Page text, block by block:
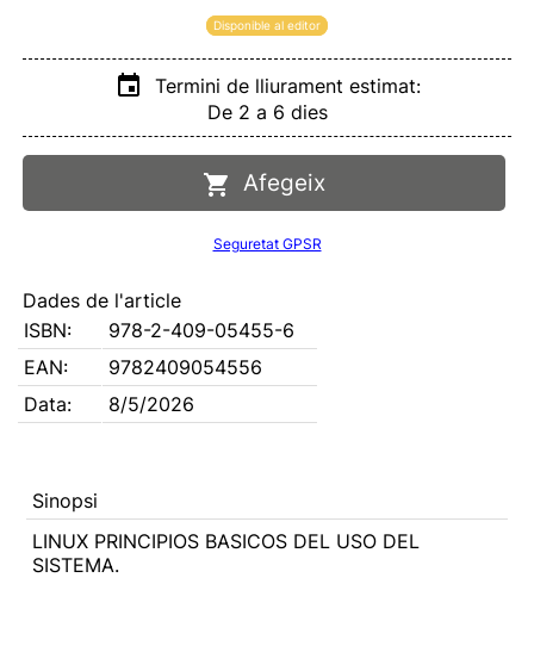
Disponible al editor
Termini de lliurament estimat:
De 2 a 6 dies
Afegeix
Seguretat GPSR
Dades de l'article
ISBN:
978-2-409-05455-6
EAN:
9782409054556
Data:
8/5/2026
Sinopsi
LINUX PRINCIPIOS BASICOS DEL USO DEL
SISTEMA.